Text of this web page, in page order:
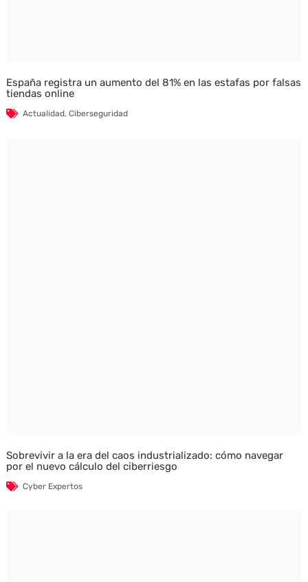
España registra un aumento del 81% en las estafas por falsas
tiendas online
Actualidad, Ciberseguridad
Sobrevivir a la era del caos industrializado: cómo navegar
por el nuevo cálculo del ciberriesgo
Cyber Expertos